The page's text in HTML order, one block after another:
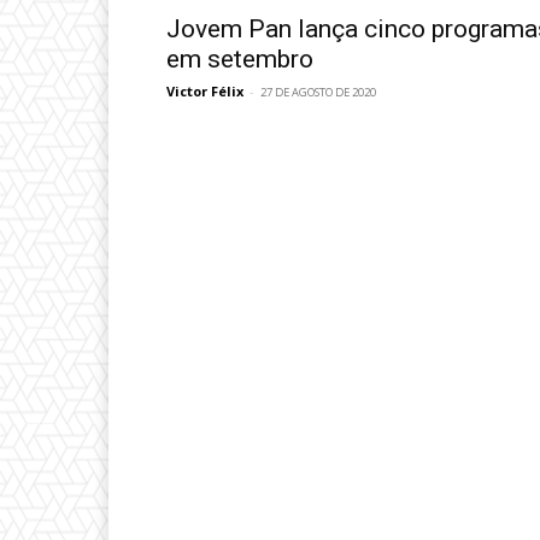
Jovem Pan lança cinco
em setembro
Victor Félix - 27 DE AGOSTO DE 2020